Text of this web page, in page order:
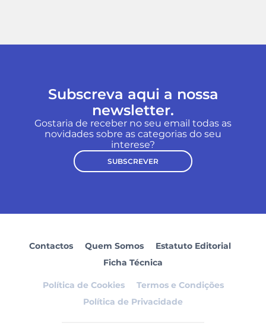
Subscreva aqui a nossa
newsletter.
Gostaria de receber no seu email todas as
novidades sobre as categorias do seu
interese?
SUBSCREVER
Contactos Quem Somos
Estatuto Editorial
Ficha Técnica
Política de Cookies
Termos e Condições
Política de Privacidade